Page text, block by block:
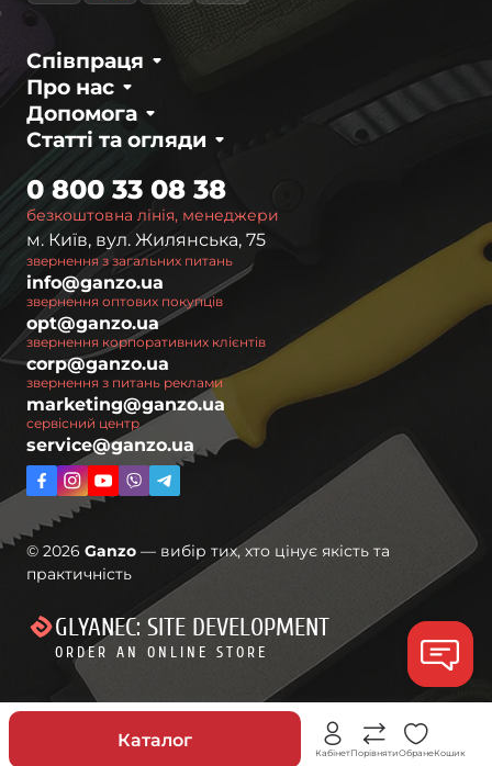
Каталог
КабінетПорівнятиОбранеКошик
Про нас
Співпраця
Статті та огляди
Допомога
безкоштовна лінія, менеджери
0 800 33 08 38
м. Київ, вул. Жилянська, 75
звернення з загальних питань
info@ganzo.ua
звернення оптових покупців
opt@ganzo.ua
звернення корпоративних клієнтів
corp@ganzo.ua
звернення з питань реклами
marketing@ganzo.ua
сервісний центр
service@ganzo.ua
© 2026 Ganzo — вибір тих, хто цінує якість та
практичність
GLYANEC: SITE DEVELOPMENT
ORDER AN ONLINE STORE